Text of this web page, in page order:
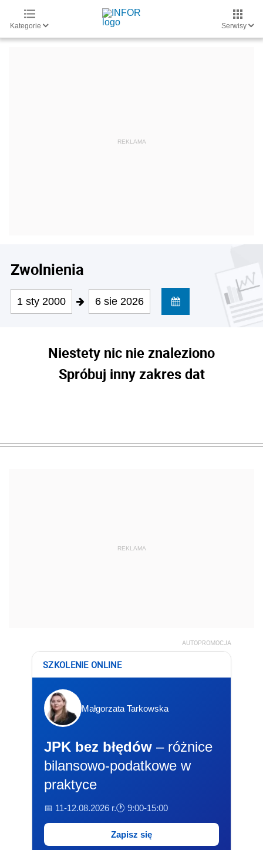
Kategorie Serwisy
Zwolnienia
1 sty 2000 6 sie 2026
Niestety nic nie znaleziono
Spróbuj inny zakres dat
REKLAMA
AUTOPROMOCJA
SZKOLENIE ONLINE
Małgorzata Tarkowska
JPK bez błędów – różnice
bilansowo-podatkowe w
praktyce
📅 11-12.08.2026 r.🕐 9:00-15:00
Zapisz się